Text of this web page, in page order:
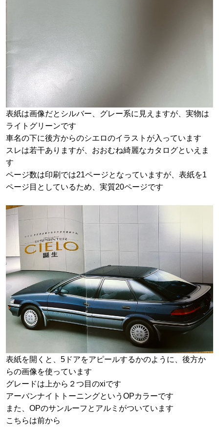
表紙は画像だとシルバー、グレー系に見えますが、実物は
ライトグリーンです
車名の下に後方からのシエロのイラストが入っています
スレは若干ありますが、おおむね綺麗なカタログといえま
す
ページ数は印刷では21ページとなっていますが、表紙を1
ページ目としているため、実質20ページです
表紙を開くと、5ドアをアピールするかのように、後方か
らの画像を使っています
グレードは上から２つ目のxiです
アーバンナイトトーニングというOPカラーです
また、OPのサンルーフとアルミがついています
こちらは前から